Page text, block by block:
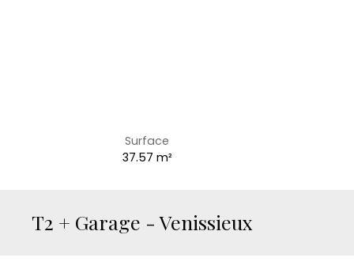
Surface
37.57 m²
T2 + Garage - Venissieux